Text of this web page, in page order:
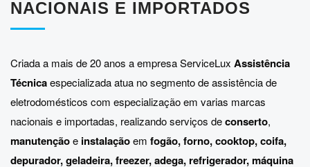
NACIONAIS E IMPORTADOS
Criada a mais de 20 anos a empresa ServiceLux Assistência
Técnicaespecializada atua no segmento de assistência de
eletrodomésticos com especialização em varias marcas
nacionais e importadas, realizando serviços deconserto,
manutençãoe instalaçãoem fogão, forno, cooktop, coifa,
depurador, geladeira, freezer, adega, refrigerador, máquina